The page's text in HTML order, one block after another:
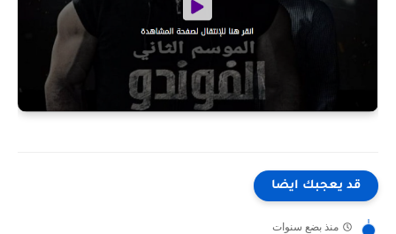
قد يعجبك ايضا
منذ بضع سنوات